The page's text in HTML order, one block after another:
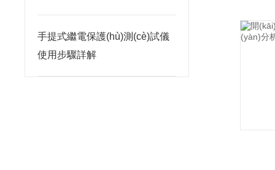
障策略
手提式繼電保護(hù)測(cè)試儀
使用步驟詳解